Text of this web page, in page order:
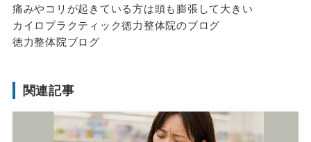
痛みやコリが起きている方は頭も膨張して大きい
カイロプラクティック徳力整体院のブログ
徳力整体院ブログ
関連記事